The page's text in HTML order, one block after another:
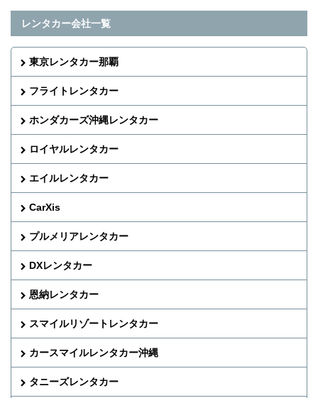
レンタカー会社一覧
東京レンタカー那覇
フライトレンタカー
ホンダカーズ沖縄レンタカー
ロイヤルレンタカー
エイルレンタカー
CarXis
プルメリアレンタカー
DXレンタカー
恩納レンタカー
スマイルリゾートレンタカー
カースマイルレンタカー沖縄
タニーズレンタカー